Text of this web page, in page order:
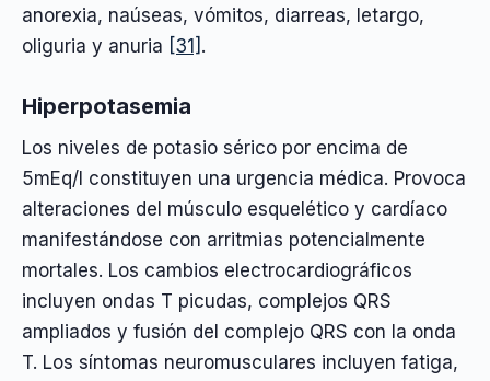
anorexia, naúseas, vómitos, diarreas, letargo,
oliguria y anuria [31] .
Hiperpotasemia
Los niveles de potasio sérico por encima de
5mEq/l constituyen una urgencia médica. Provoca
alteraciones del músculo esquelético y cardíaco
manifestándose con arritmias potencialmente
mortales. Los cambios electrocardiográficos
incluyen ondas T picudas, complejos QRS
ampliados y fusión del complejo QRS con la onda
T. Los síntomas neuromusculares incluyen fatiga,